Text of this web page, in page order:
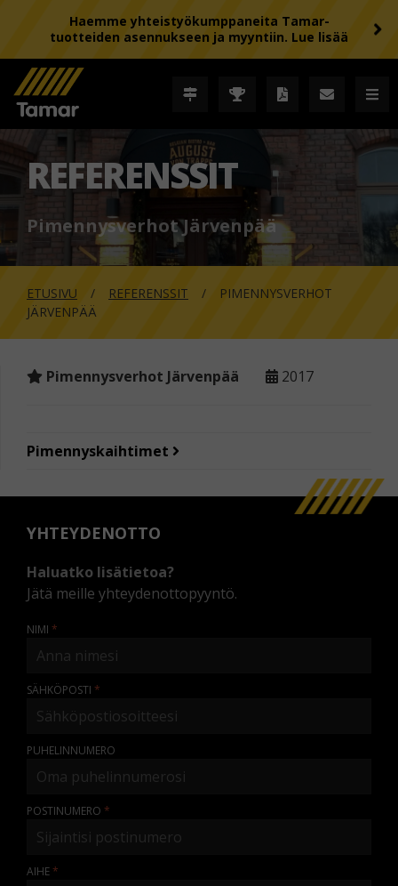
Haemme yhteistyökumppaneita Tamar-
tuotteiden asennukseen ja myyntiin. Lue lisää
REFERENSSIT
Pimennysverhot Järvenpää
ETUSIVU REFERENSSIT
PIMENNYSVERHOT
JÄRVENPÄÄ
Pimennysverhot Järvenpää 2017
Pimennyskaihtimet
YHTEYDENOTTO
Haluatko lisätietoa?
Jätä meille yhteydenottopyyntö.
NIMI
SÄHKÖPOSTI
PUHELINNUMERO
POSTINUMERO
AIHE